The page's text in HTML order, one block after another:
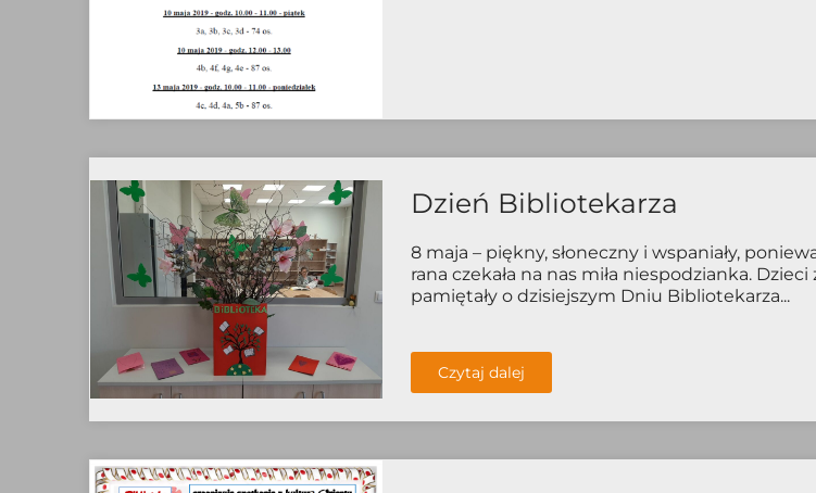
Dzień Bibliotekarza
8 maja – piękny, słoneczny i wspaniały,
rana czekała na nas miła niespodzianka.
pamiętały o dzisiejszym Dniu Bibliotekarza...
Czytaj dalej